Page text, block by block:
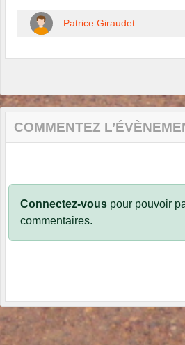
Patrice Giraudet
COMMENTEZ
Connectez-vous pour pouvoir
commentaires.